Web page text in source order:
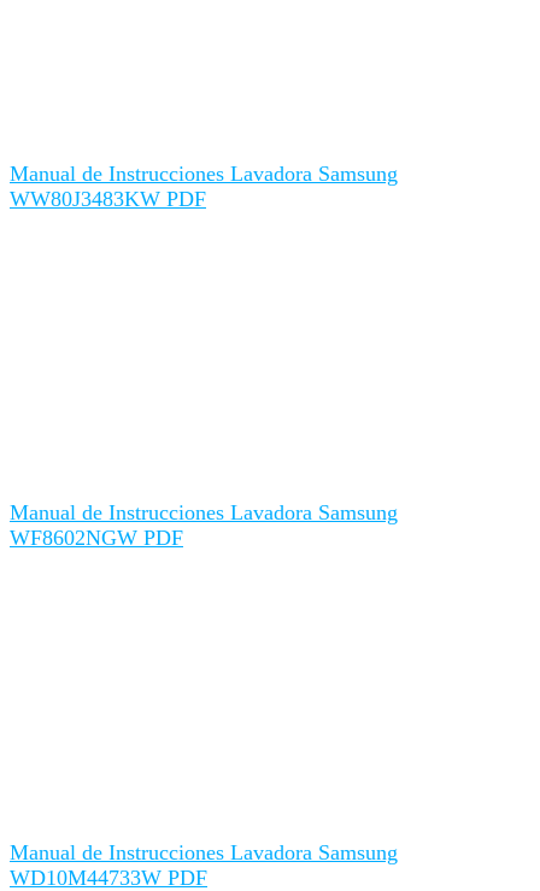
Manual de Instrucciones Lavadora Samsung
WW80J3483KW PDF
Manual de Instrucciones Lavadora Samsung
WF8602NGW PDF
Manual de Instrucciones Lavadora Samsung
WD10M44733W PDF